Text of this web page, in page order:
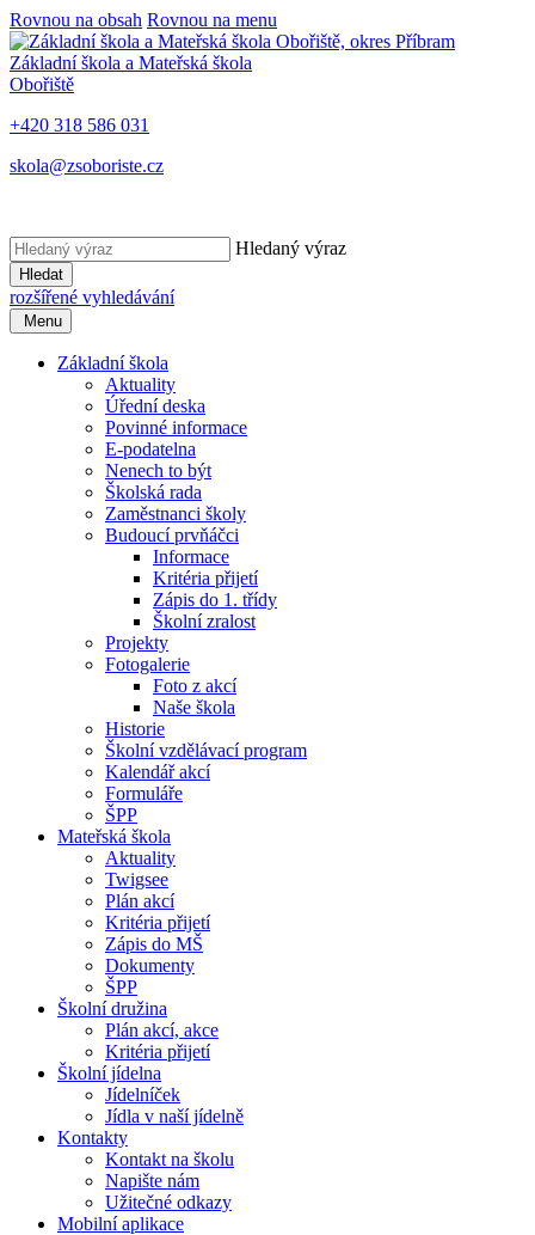
Rovnou na obsah Rovnou na menu
Základní škola a Mateřská škola
Obořiště
+420 318 586 031
skola@zsoboriste.cz
Hledaný výraz
Hledat
rozšířené vyhledávání
Menu
Základní škola
Aktuality
Úřední deska
Povinné informace
E-podatelna
Nenech to být
Školská rada
Zaměstnanci školy
Budoucí prvňáčci
Informace
Kritéria přijetí
Zápis do 1. třídy
Školní zralost
Projekty
Fotogalerie
Foto z akcí
Naše škola
Historie
Školní vzdělávací program
Kalendář akcí
Formuláře
ŠPP
Mateřská škola
Aktuality
Twigsee
Plán akcí
Kritéria přijetí
Zápis do MŠ
Dokumenty
ŠPP
Školní družina
Plán akcí, akce
Kritéria přijetí
Školní jídelna
Jídelníček
Jídla v naší jídelně
Kontakty
Kontakt na školu
Napište nám
Užitečné odkazy
Mobilní aplikace